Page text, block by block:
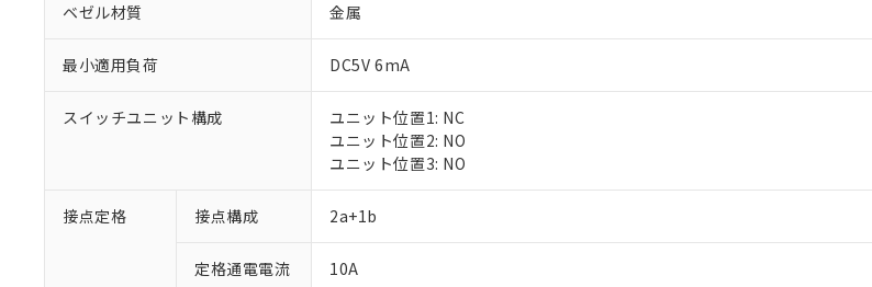
ベゼル材質 金属
最小適用負荷 DC5V 6mA
スイッチユニット構成
ユニット位置1: NC
ユニット位置2: NO
ユニット位置3: NO
接点定格 接点構成 2a+1b
定格通電電流 10A
ご利用条件
以下の条件をお読みいただき、同意のうえご利用ください。
※1 対応状況
対応済み：EU RoHS指令（10物質）の非含有に対応した製品が提供
対応予定：EU RoHS指令（10物質）の非含有に対応した製品に切り替
対応予定なし：EU RoHS指令（10物質）の非含有に非対応の商品で、
非該当品：ライセンス料など無形物で、有害物質有無と関係のない商品
仕入先様の事情により、非含有部品としていたものが、含有品と判明し
があります。
※1 中国RoHS○×表